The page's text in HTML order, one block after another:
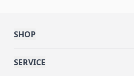
SHOP
SERVICE